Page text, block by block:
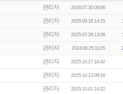
관리자 2026.07.30 09:06
관리자 2025.09.18 14:15
관리자 2025.07.28 13:08
관리자 2024.06.25 11:05
관리자 2025.10.17 16:42
관리자 2025.10.13 09:16
관리자 2025.10.01 14:22